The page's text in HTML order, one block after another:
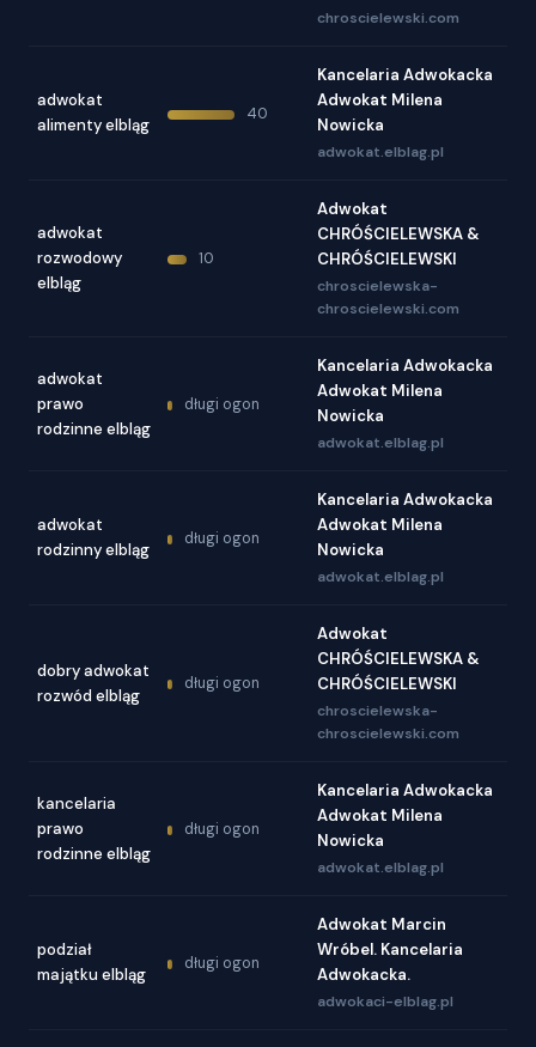
chroscielewski.com
adwokat
alimenty elbląg
40
Kancelaria Adwokacka
Adwokat Milena
Nowicka
adwokat.elblag.pl
adwokat
rozwodowy
elbląg
10
Adwokat
CHRÓŚCIELEWSKA &
CHRÓŚCIELEWSKI
chroscielewska-
chroscielewski.com
adwokat
prawo
rodzinne elbląg
długi ogon
Kancelaria Adwokacka
Adwokat Milena
Nowicka
adwokat.elblag.pl
adwokat
rodzinny elbląg
długi ogon
Kancelaria Adwokacka
Adwokat Milena
Nowicka
adwokat.elblag.pl
dobry adwokat
rozwód elbląg
długi ogon
Adwokat
CHRÓŚCIELEWSKA &
CHRÓŚCIELEWSKI
chroscielewska-
chroscielewski.com
kancelaria
prawo
rodzinne elbląg
długi ogon
Kancelaria Adwokacka
Adwokat Milena
Nowicka
adwokat.elblag.pl
podział
majątku elbląg
długi ogon
Adwokat Marcin
Wróbel. Kancelaria
Adwokacka.
adwokaci-elblag.pl